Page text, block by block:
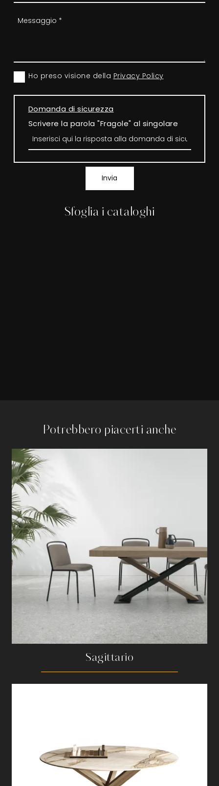
Sfoglia i cataloghi
Ho preso visione della Privacy Policy
Domanda di sicurezza
Scrivere la parola "Fragole" al singolare
Invia
Potrebbero piacerti anche
Sagittario